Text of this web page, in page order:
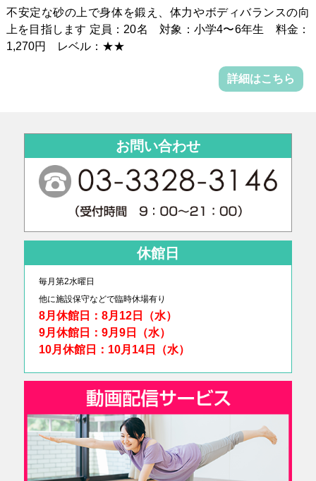
不安定な砂の上で身体を鍛え、体力やボディバランスの向
上を目指します 定員：20名 対象：小学4〜6年生 料金：
1,270円 レベル：★★
詳細はこちら
お問い合わせ
休館日
毎月第2水曜日
他に施設保守などで臨時休場有り
8月休館日：8月12日（水）
9月休館日：9月9日（水）
10月休館日：10月14日（水）